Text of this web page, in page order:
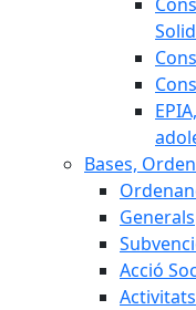
Bases,
Generals
Acció
Activitats